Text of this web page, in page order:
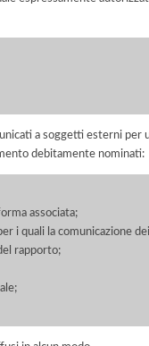
a soggetti esterni
debitamente nominati:
associata;
i quali la comunicazione
rapporto;